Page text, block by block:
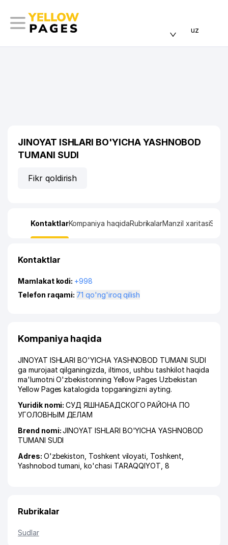
uz
JINOYAT ISHLARI BO'YICHA YASHNOBOD
TUMANI SUDI
Fikr qoldirish
KontaktlarKompaniya haqidaRubrikalarManzil xaritasi
Kontaktlar
Mamlakat kodi: +998
Telefon raqami:
71 qo'ng'iroq qilish
Kompaniya haqida
JINOYAT ISHLARI BO'YICHA YASHNOBOD TUMANI SUDI
ga murojaat qilganingizda, iltimos, ushbu tashkilot haqida
ma'lumotni O'zbekistonning Yellow Pages Uzbekistan
Yellow Pages katalogida topganingizni ayting.
Yuridik nomi:СУД ЯШНАБАДСКОГО РАЙОНА ПО
УГОЛОВНЫМ ДЕЛАМ
Brend nomi:JINOYAT ISHLARI BO'YICHA YASHNOBOD
TUMANI SUDI
Adres: O'zbekiston, Toshkent viloyati Toshkent
Yashnobod tumani ,ko'chasi TARAQQIYOT , 8
Rubrikalar
Sudlar